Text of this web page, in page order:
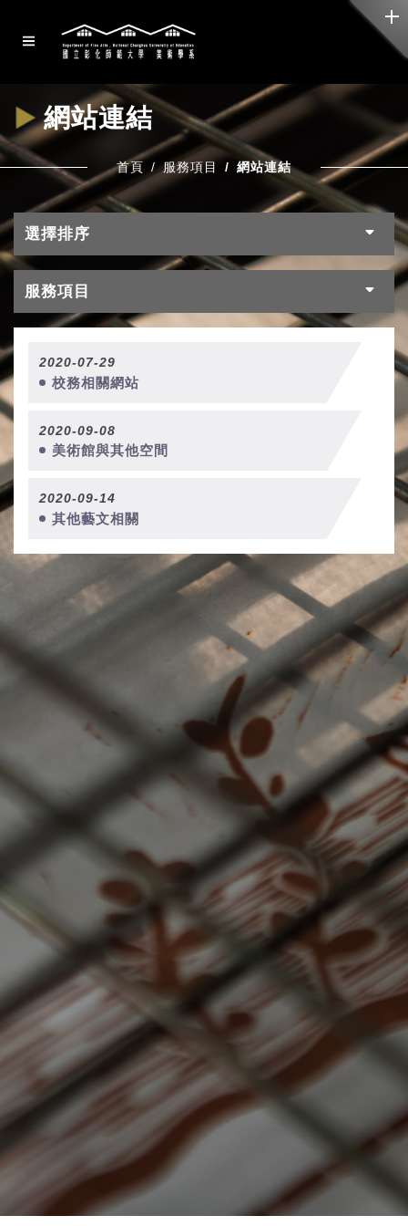
網站連結
首頁 服務項目 網站連結
選擇排序
服務項目
2020-07-29
校務相關網站
2020-09-08
美術館與其他空間
2020-09-14
其他藝文相關